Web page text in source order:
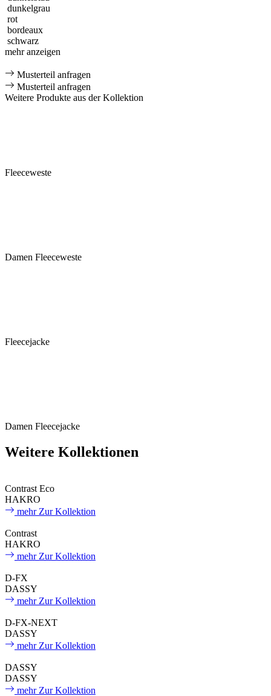
dunkelgrau
rot
bordeaux
schwarz
mehr anzeigen
Musterteil anfragen
Musterteil anfragen
Weitere Produkte aus der Kollektion
Fleeceweste
Damen Fleeceweste
Fleecejacke
Damen Fleecejacke
Weitere Kollektionen
Contrast Eco
HAKRO
mehr Zur Kollektion
Contrast
HAKRO
mehr Zur Kollektion
D-⁠FX
DASSY
mehr Zur Kollektion
D-⁠FX-⁠NEXT
DASSY
mehr Zur Kollektion
DASSY
DASSY
mehr Zur Kollektion